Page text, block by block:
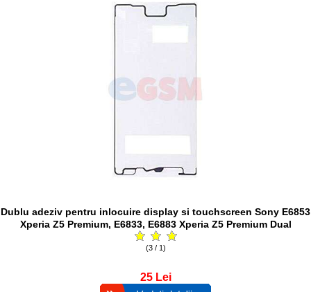
Dublu adeziv pentru inlocuire display si touchscreen Sony E6853
Xperia Z5 Premium, E6833, E6883 Xperia Z5 Premium Dual
(3 / 1)
25 Lei